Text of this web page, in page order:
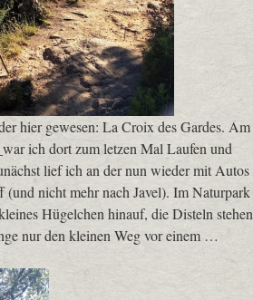
hier gewesen: La Croix des Gardes. Am
war ich dort zum letzen Mal Laufen und
lief ich an der nun wieder mit Autos
nicht mehr nach Javel). Im Naturpark
Hügelchen hinauf, die Disteln stehen
nur den kleinen Weg vor einem …